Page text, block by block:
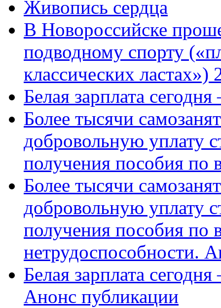
Живопись сердца
В Новороссийске
подводному спорту
классических ластах»)
Белая зарплата
Более тысячи
добровольную уплату
получения пособия по
Более тысячи
добровольную уплату
получения пособия по
нетрудоспособности.
Белая зарплата
Анонс публикации